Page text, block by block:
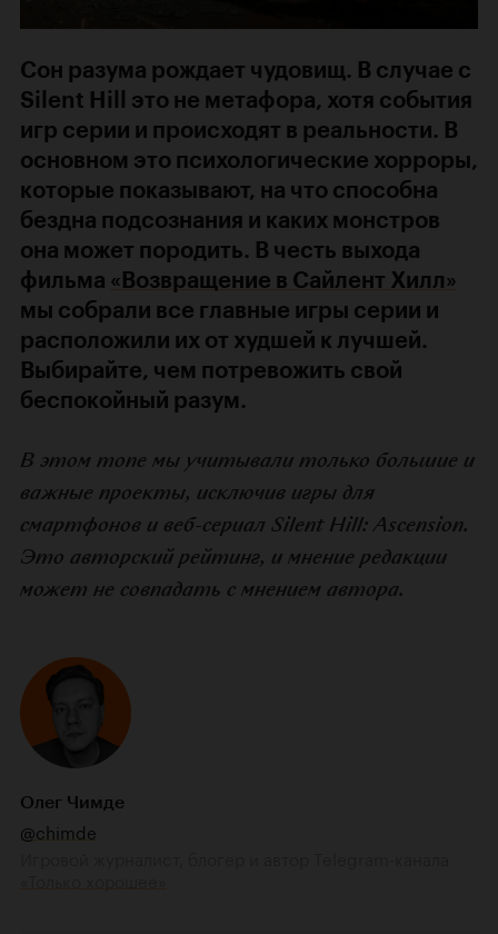
Сон разума рождает чудовищ. В случае с
Silent Hill это не метафора, хотя события
игр серии и происходят в реальности. В
основном это психологические хорроры,
которые показывают, на что способна
бездна подсознания и каких монстров
она может породить. В честь выхода
фильма «Возвращение в Сайлент Хилл»
мы собрали все главные игры серии и
расположили их от худшей к лучшей.
Выбирайте, чем потревожить свой
беспокойный разум.
В этом топе мы учитывали только большие и
важные проекты, исключив игры для
смартфонов и веб-сериал Silent Hill: Ascension.
Это авторский рейтинг, и мнение редакции
может не совпадать с мнением автора.
Олег Чимде
@chimde